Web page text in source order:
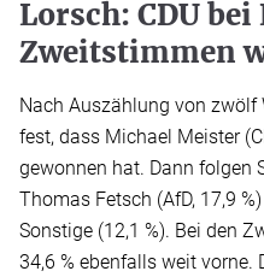
Lorsch: CDU
Zweitstimmen
Nach Auszählung von
fest, dass Michael Meister
gewonnen hat. Dann folgen
Thomas Fetsch (AfD, 17,9
Sonstige (12,1 %). Bei den
34,6 % ebenfalls weit vorne.